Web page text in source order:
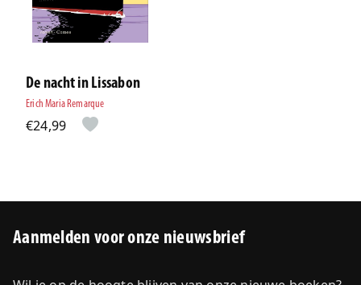
De nacht in Lissabon
Erich Maria Remarque
€24,99
Aanmelden voor onze nieuwsbrief